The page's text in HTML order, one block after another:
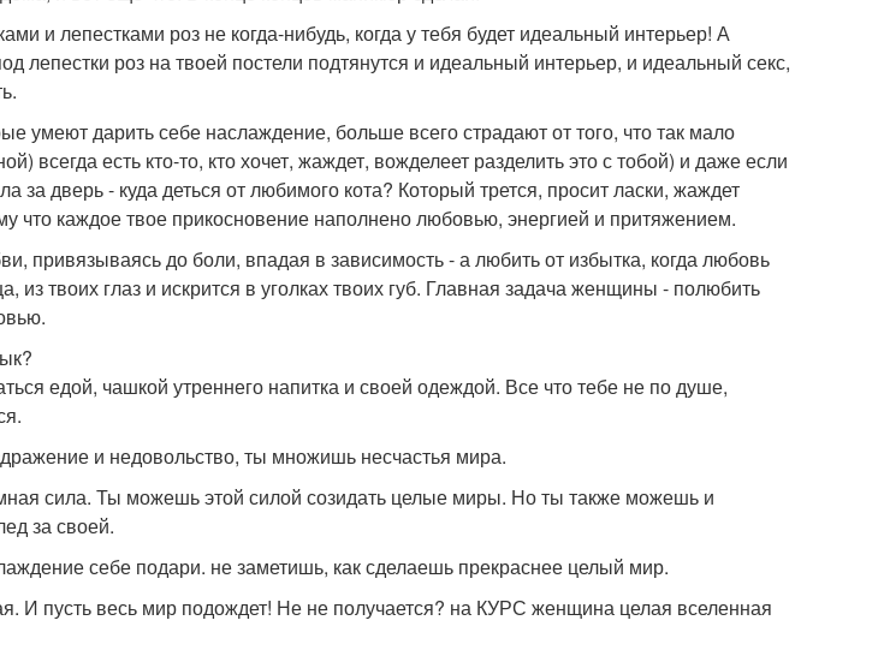
и лепестками роз не когда-нибудь, когда у тебя будет идеальный интерьер! А
лепестки роз на твоей постели подтянутся и идеальный интерьер, и идеальный секс,
умеют дарить себе наслаждение, больше всего страдают от того, что так мало
всегда есть кто-то, кто хочет, жаждет, вожделеет разделить это с тобой) и даже если
за дверь - куда деться от любимого кота? Который трется, просит ласки, жаждет
что каждое твое прикосновение наполнено любовью, энергией и притяжением.
привязываясь до боли, впадая в зависимость - а любить от избытка, когда любовь
из твоих глаз и искрится в уголках твоих губ. Главная задача женщины - полюбить
едой, чашкой утреннего напитка и своей одеждой. Все что тебе не по душе,
и недовольство, ты множишь несчастья мира.
сила. Ты можешь этой силой созидать целые миры. Но ты также можешь и
за своей.
себе подари. не заметишь, как сделаешь прекраснее целый мир.
И пусть весь мир подождет! Не не получается? на КУРС женщина целая вселенная